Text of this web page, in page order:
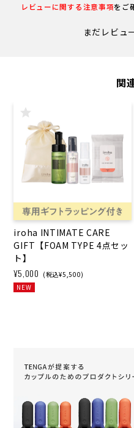
レビューに関する注意事項をご
まだレビュ
関
iroha INTIMATE CARE
GIFT【FOAM TYPE 4点セッ
ト】
¥5,000 (税込¥5,500)
NEW